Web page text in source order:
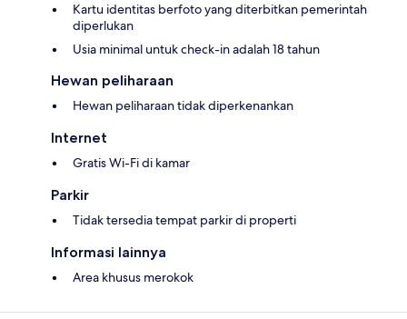
Kartu identitas berfoto yang diterbitkan pemerintah
diperlukan
Usia minimal untuk check-in adalah 18 tahun
Hewan peliharaan
Hewan peliharaan tidak diperkenankan
Internet
Gratis Wi-Fi di kamar
Parkir
Tidak tersedia tempat parkir di properti
Informasi lainnya
Area khusus merokok